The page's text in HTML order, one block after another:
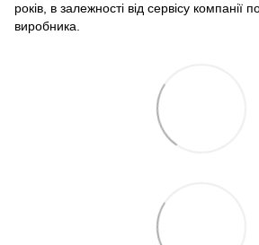
років, в залежності від сервісу компанії
виробника.